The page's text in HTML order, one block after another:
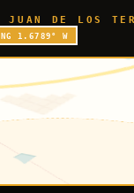
DE LOS
1.6789° W